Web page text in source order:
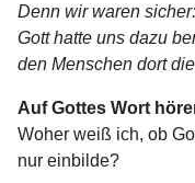
Denn wir waren sicher:
Gott hatte uns dazu
den Menschen dort
Auf Gottes Wort
Woher weiß ich, ob
nur einbilde?